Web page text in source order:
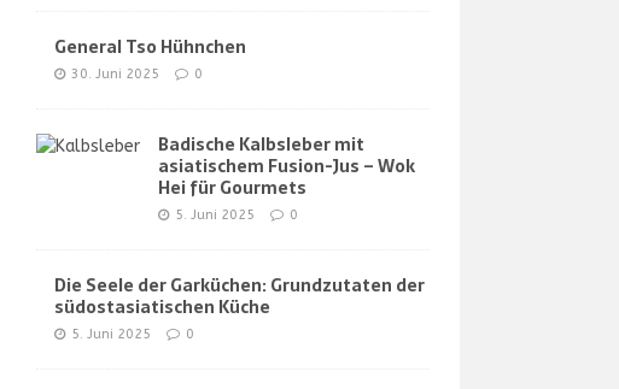
General Tso Hühnchen
30. Juni 2025 0
Badische Kalbsleber mit
asiatischem Fusion-Jus – Wok
Hei für Gourmets
5. Juni 2025 0
Die Seele der Garküchen: Grundzutaten der
südostasiatischen Küche
5. Juni 2025 0